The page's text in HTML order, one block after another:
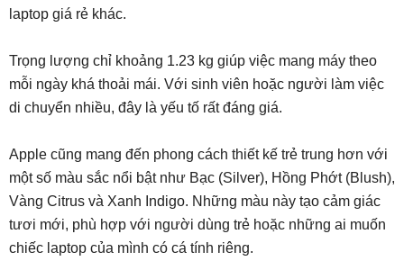
laptop giá rẻ khác.
Trọng lượng chỉ khoảng 1.23 kg giúp việc mang máy theo
mỗi ngày khá thoải mái. Với sinh viên hoặc người làm việc
di chuyển nhiều, đây là yếu tố rất đáng giá.
Apple cũng mang đến phong cách thiết kế trẻ trung hơn với
một số màu sắc nổi bật như Bạc (Silver), Hồng Phớt (Blush),
Vàng Citrus và Xanh Indigo. Những màu này tạo cảm giác
tươi mới, phù hợp với người dùng trẻ hoặc những ai muốn
chiếc laptop của mình có cá tính riêng.